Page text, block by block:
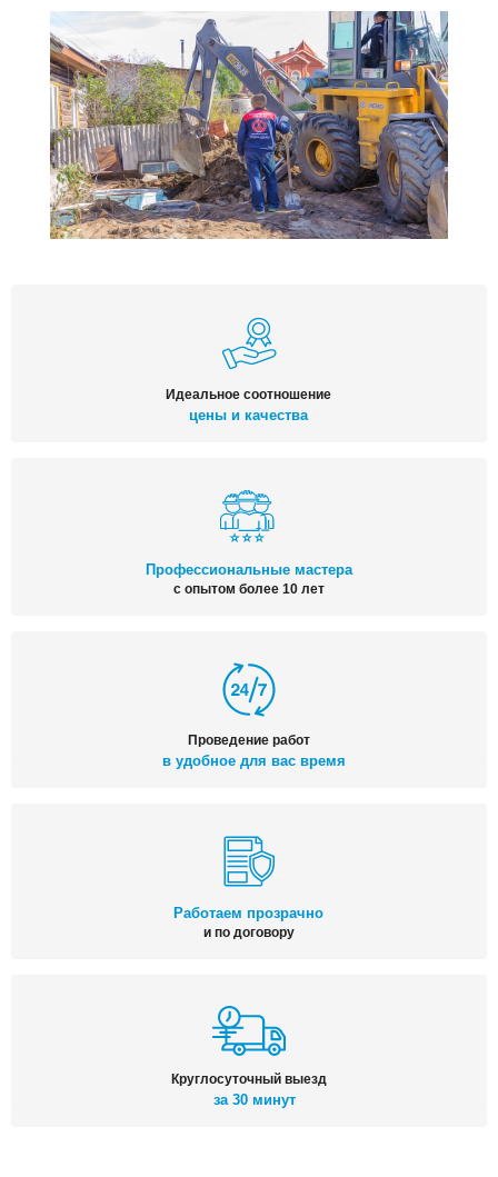
Идеальное соотношение
цены и качества
Профессиональные мастера
с опытом более 10 лет
Проведение работ
в удобное для вас время
Работаем прозрачно
и по договору
Круглосуточный выезд
за 30 минут